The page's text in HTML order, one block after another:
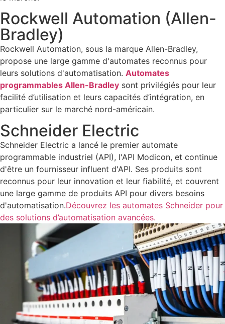
Rockwell Automation (Allen-
Bradley)
Rockwell Automation, sous la marque Allen-Bradley,
propose une large gamme d'automates reconnus pour
leurs solutions d'automatisation. Automates
programmables Allen-Bradley sont privilégiés pour leur
facilité d’utilisation et leurs capacités d’intégration, en
particulier sur le marché nord-américain.
Schneider Electric
Schneider Electric a lancé le premier automate
programmable industriel (API), l'API Modicon, et continue
d'être un fournisseur influent d'API. Ses produits sont
reconnus pour leur innovation et leur fiabilité, et couvrent
une large gamme de produits API pour divers besoins
d'automatisation.Découvrez les automates Schneider pour
des solutions d’automatisation avancées.